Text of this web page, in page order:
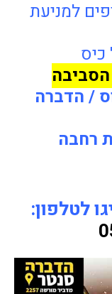
למניעת
כיס
/ הדברה
רחבה
לטלפון: